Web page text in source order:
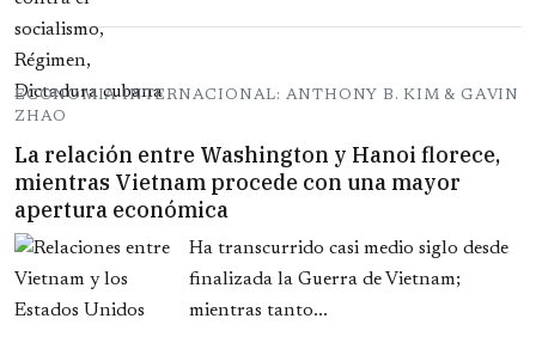
ECONOMIA INTERNACIONAL: ANTHONY B. KIM & GAVIN
ZHAO
La relación entre Washington y Hanoi florece,
mientras Vietnam procede con una mayor
apertura económica
Ha transcurrido casi medio siglo desde
finalizada la Guerra de Vietnam;
mientras tanto...